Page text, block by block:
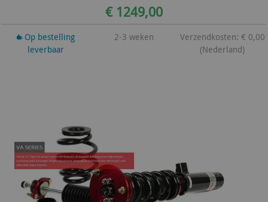
€ 1249,00
Op bestelling
leverbaar
2-3 weken
Verzendkosten: € 0,00
(Nederland)